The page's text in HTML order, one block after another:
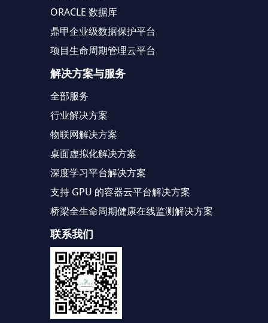
ORACLE 数据库
鼎甲企业级数据保护平台
项目生命周期管理云平台
解决方案与服务
全部服务
行业解决方案
物联网解决方案
桌面虚拟化解决方案
深度学习平台解决方案
支持 GPU 的容器云平台解决方案
桥梁全生命周期健康在线监测解决方案
联系我们